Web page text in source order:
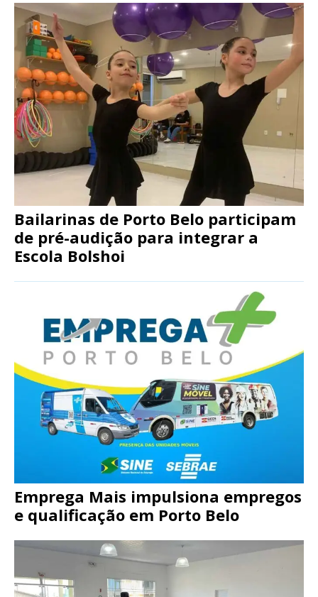
Bailarinas de Porto Belo participam
de pré-audição para integrar a
Escola Bolshoi
Emprega Mais impulsiona empregos
e qualificação em Porto Belo